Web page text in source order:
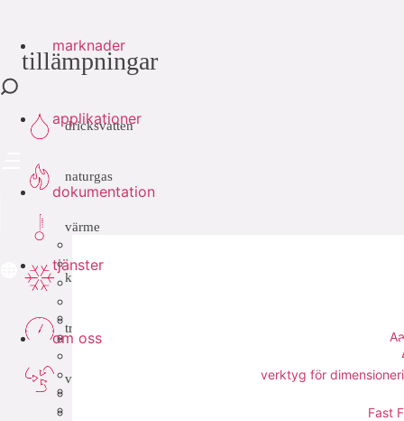
marknader
applikationer
dokumentation
tjänster
verktyg för
Fast
om oss
tillämpningar
dricksvatten
naturgas
värme
kyla
tryckluft
vakuum